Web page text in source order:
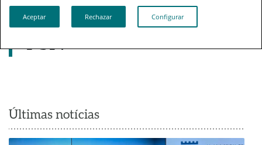
Toda la actualidad de
Últimas notícias
Aceptar Rechazar Configurar